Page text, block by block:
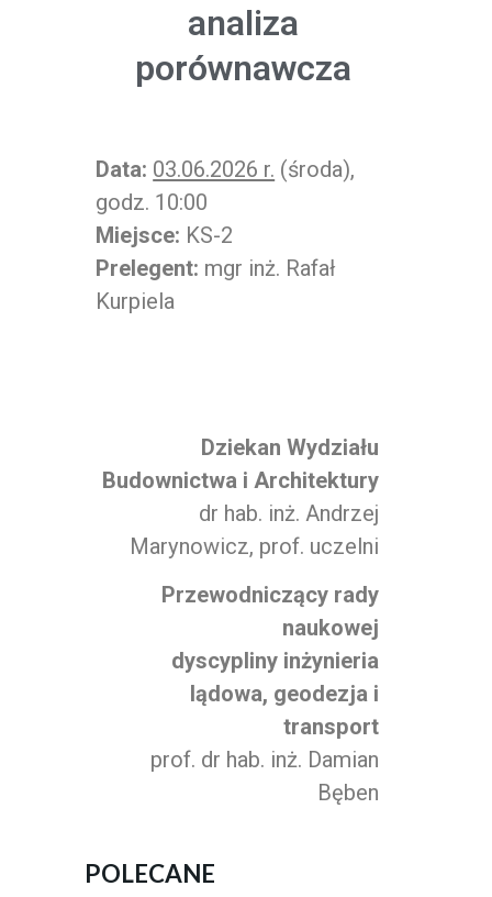
analiza
porównawcza
Data: 03.06.2026 r. (środa),
godz. 10:00
Miejsce: KS-2
Prelegent: mgr inż. Rafał
Kurpiela
Dziekan Wydziału
Budownictwa i Architektury
dr hab. inż. Andrzej
Marynowicz, prof. uczelni
Przewodniczący rady
naukowej
dyscypliny inżynieria
lądowa, geodezja i
transport
prof. dr hab. inż. Damian
Bęben
POLECANE